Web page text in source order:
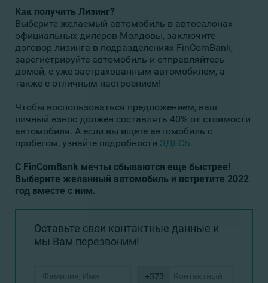
Как получить Лизинг?
Выберите желаемый автомобиль в автосалонах
официальных дилеров Молдовы, заключите
договор лизинга в подразделениях FinComBank,
зарегистрируйте автомобиль и отправляйтесь
домой, с уже застрахованным автомобилем, а
также с отличным настроением!
Чтобы воспользоваться предложением, ваш
личный взнос должен составлять 40% от стоимости
автомобиля. А если вы ищете автомобиль с
пробегом, узнайте подробности ЗДЕСЬ.
С FinComBank мечты сбываются еще быстрее!
Выберите желанный автомобиль и встретите 2022
год вместе с ним.
Оставьте свои контактные данные и
мы Вам перезвоним!
+373